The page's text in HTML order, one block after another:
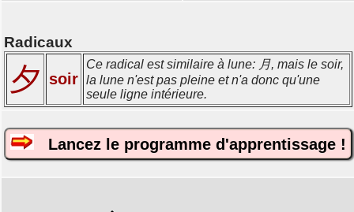
Radicaux
夕 soir
Ce radical est similaire à lune: 月, mais le soir,
la lune n'est pas pleine et n'a donc qu'une
seule ligne intérieure.
Lancez le programme d'apprentissage !